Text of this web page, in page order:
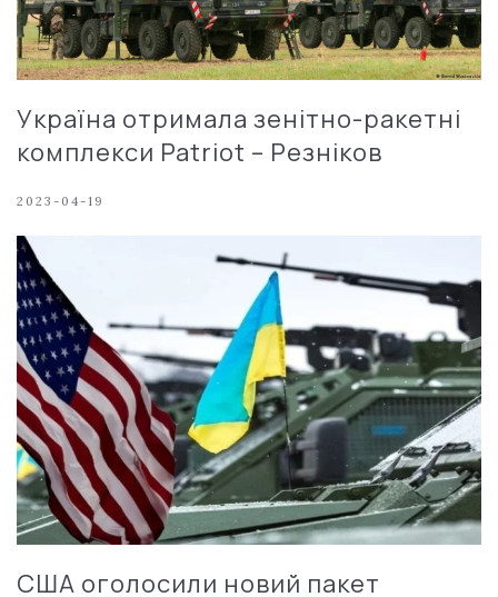
Україна отримала зенітно-ракетні
комплекси Patriot – Резніков
2023-04-19
США оголосили новий пакет